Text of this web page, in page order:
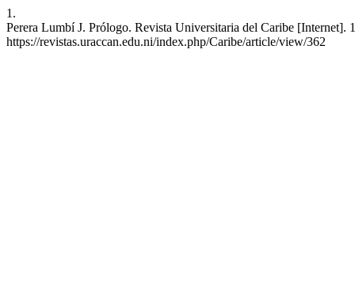
1.
Perera Lumbí J. Prólogo. Revista Universitaria del Caribe
https://revistas.uraccan.edu.ni/index.php/Caribe/article/view/362